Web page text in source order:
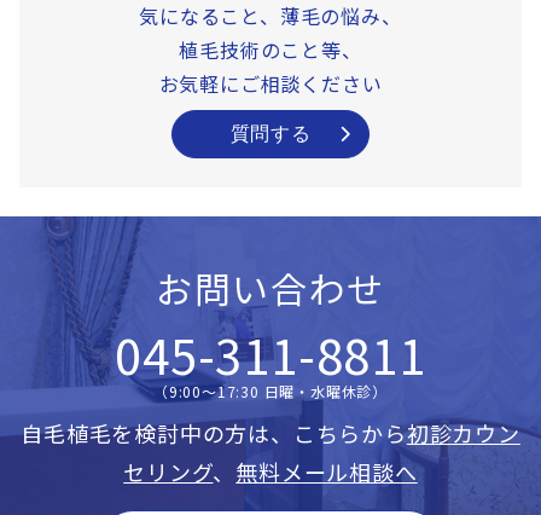
気になること、薄毛の悩み、
植毛技術のこと等、
お気軽にご相談ください
質問する
お問い合わせ
045-311-8811
（9:00〜17:30 日曜・水曜休診）
自毛植毛を検討中の方は、こちらから初診カウン
セリング、 無料メール相談へ